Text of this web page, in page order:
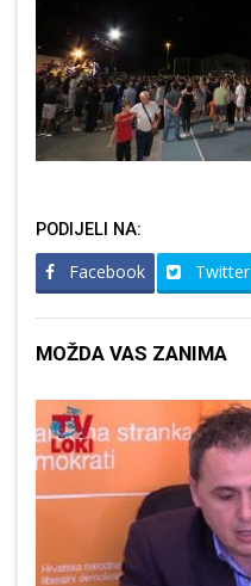
PODIJELI NA:
Facebook Twitter
MOŽDA VAS ZANIMA